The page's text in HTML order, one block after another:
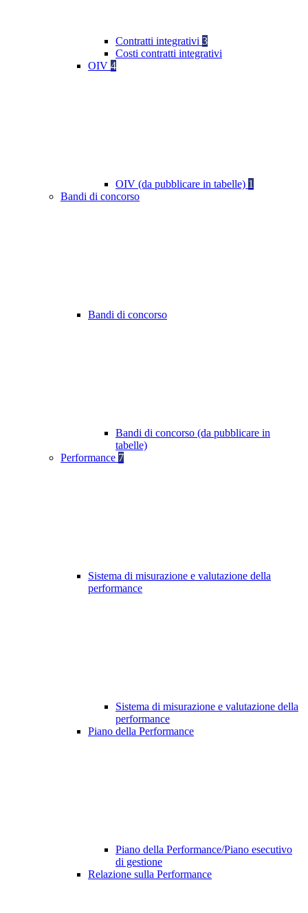
Contratti integrativi 3
Costi contratti integrativi
OIV 4
OIV (da pubblicare in tabelle) 1
Bandi di concorso
Bandi di concorso
Bandi di concorso (da pubblicare in
tabelle)
Performance 7
Sistema di misurazione e valutazione della
performance
Sistema di misurazione e valutazione della
performance
Piano della Performance
Piano della Performance/Piano esecutivo
di gestione
Relazione sulla Performance